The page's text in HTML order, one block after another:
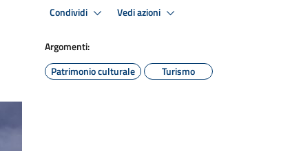
Condividi Vedi azioni
Argomenti:
Patrimonio culturale
Turismo